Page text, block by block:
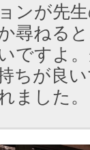
ンが先
尋ねる
ですよ
ちが良
ました。